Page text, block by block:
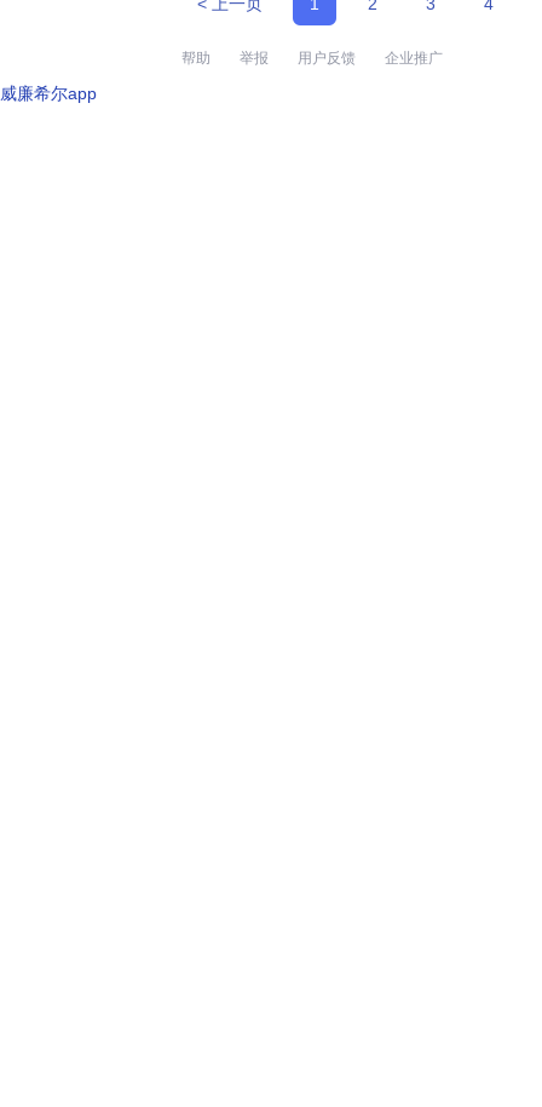
< 上一页 1 2 3 4
帮助 举报 用户反馈 企业推广
威廉希尔app